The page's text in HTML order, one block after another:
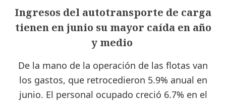
Ingresos del autotransporte de carga
tienen en junio su mayor caída en año
y medio
De la mano de la operación de las flotas van
los gastos, que retrocedieron 5.9% anual en
junio. El personal ocupado creció 6.7% en el